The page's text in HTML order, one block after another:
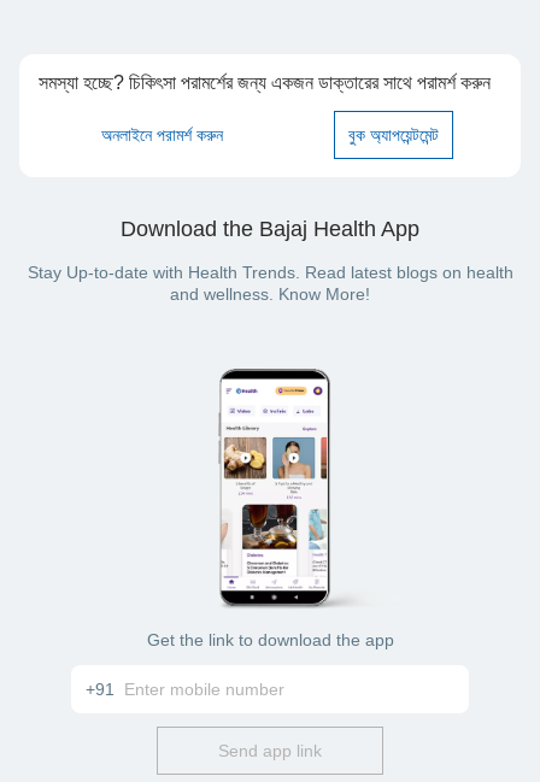
সমস্যা হচ্ছে? চিকিৎসা পরামর্শের জন্য একজন ডাক্তারের সাথে পরামর্শ করুন
অনলাইনে পরামর্শ করুন বুক অ্যাপয়েন্টমেন্ট
Download the Bajaj Health App
Stay Up-to-date with Health Trends. Read latest blogs on health
and wellness. Know More!
Get the link to download the app
+91
Send app link